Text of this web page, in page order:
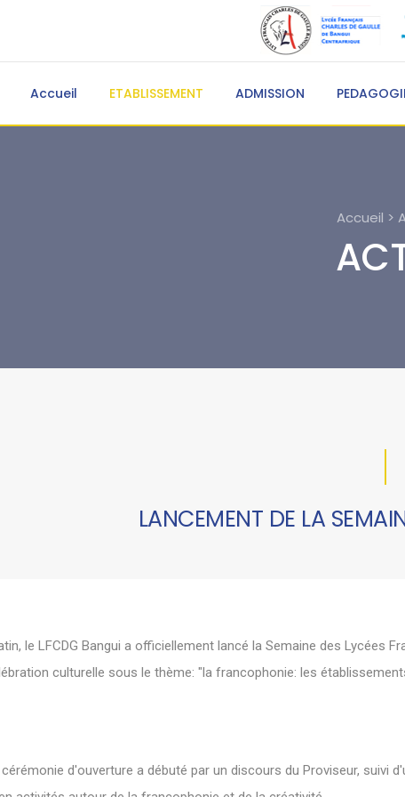
Accueil ETABLISSEMENT ADMISSION
Accueil >
LANCEMENT DE LA
le LFCDG Bangui a officiellement lancé la Semaine des Lycées
culturelle sous le thème: "la francophonie: les
d'ouverture a débuté par un discours du Proviseur, suivi